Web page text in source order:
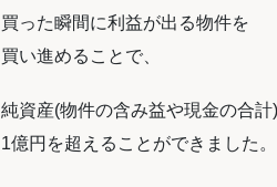
買った瞬間に利益が出る物件を
買い進めることで、
純資産(物件の含み益や現金の合計
1億円を超えることができました。